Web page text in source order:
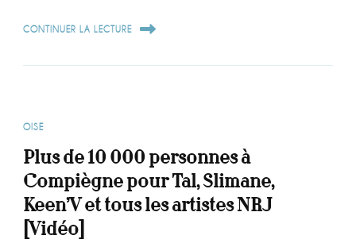
CONTINUER LA LECTURE
OISE
Plus de 10 000 personnes à
Compiègne pour Tal, Slimane,
Keen’V et tous les artistes NRJ
[Vidéo]